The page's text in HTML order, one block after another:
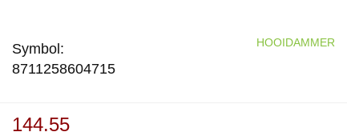
Symbol:
8711258604715
HOOIDAMMER
144.55